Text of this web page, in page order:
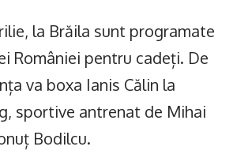
la Brăila sunt programate
României pentru cadeți. De
va boxa Ianis Călin la
sportive antrenat de Mihai
Bodilcu.